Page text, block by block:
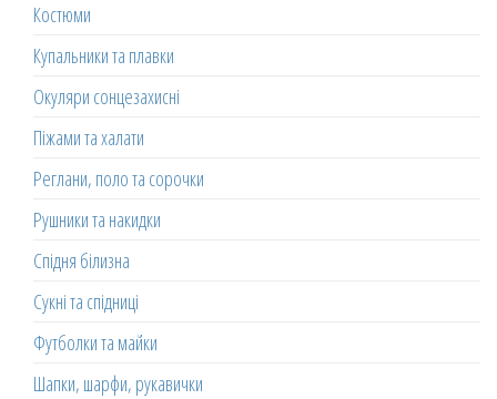
Костюми
Купальники та плавки
Окуляри сонцезахисні
Піжами та халати
Реглани, поло та сорочки
Рушники та накидки
Спідня білизна
Сукні та спідниці
Футболки та майки
Шапки, шарфи, рукавички